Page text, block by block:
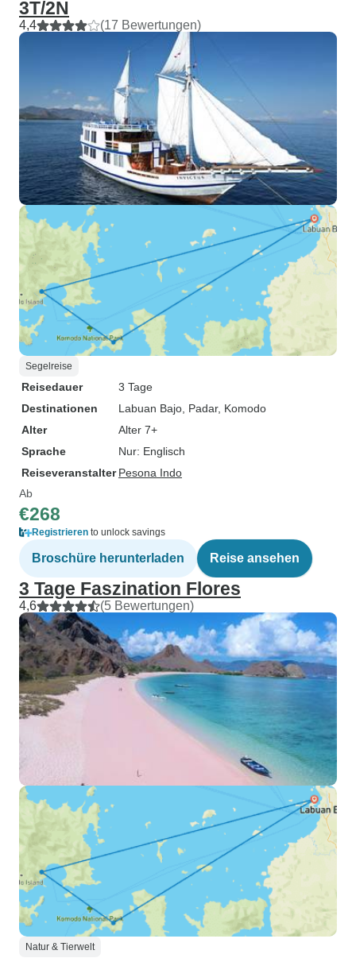
3T/2N
4,4 (17 Bewertungen)
Segelreise
Reisedauer
3 Tage
Destinationen
Labuan Bajo , Padar, Komodo
Alter
Alter 7+
Sprache
Nur: Englisch
Reiseveranstalter Pesona Indo
Ab
€268
Registrieren to unlock savings
Broschüre herunterladen Reise ansehen
3 Tage Faszination Flores
4,6 (5 Bewertungen)
Natur & Tierwelt